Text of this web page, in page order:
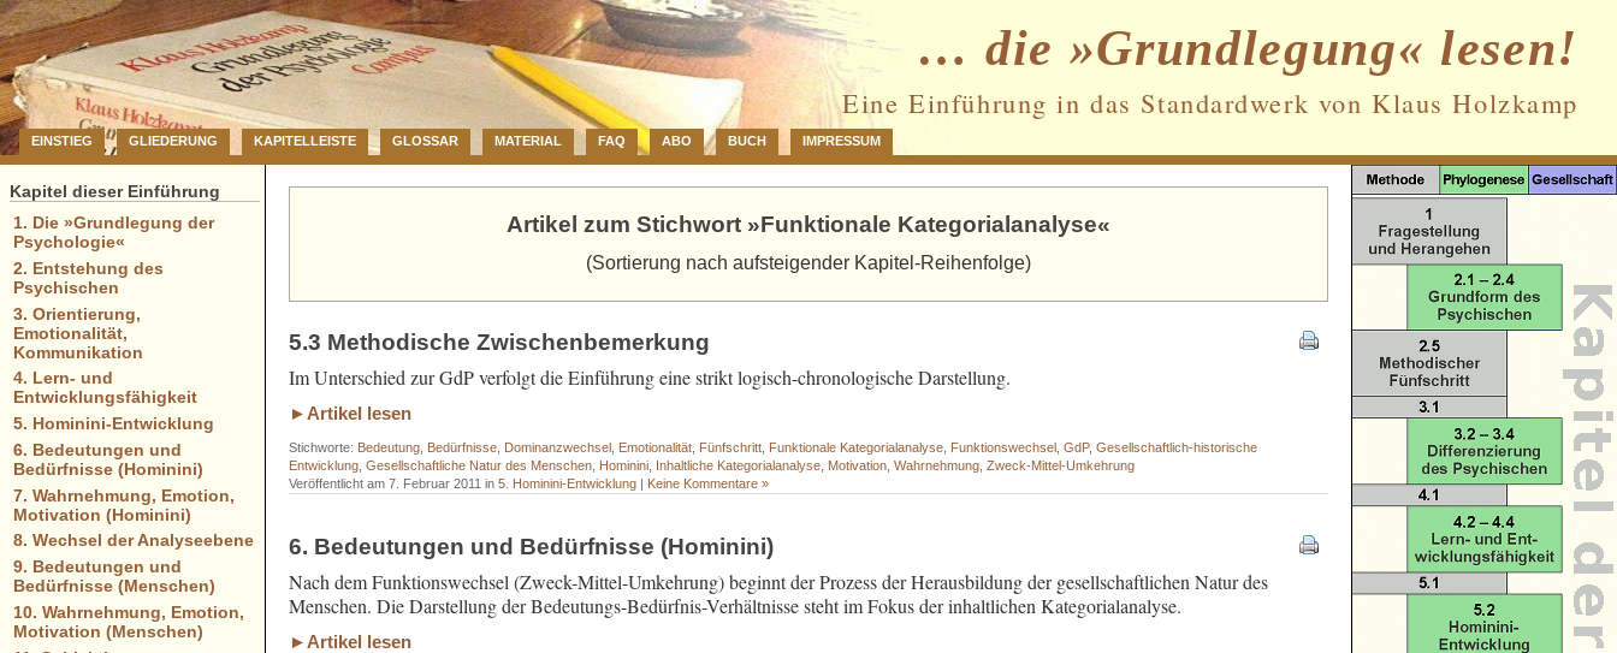
… die »Grundlegung« lesen!
Eine Einführung in das Standardwerk von Klaus Holzkamp
EINSTIEG GLIEDERUNG KAPITELLEISTE GLOSSAR MATERIAL FAQ ABO BUCH IMPRESSUM
Artikel zum Stichwort »Funktionale Kategorialanalyse«
(Sortierung nach aufsteigender Kapitel-Reihenfolge)
5.3 Methodische Zwischenbemerkung
Im Unterschied zur GdP verfolgt die Einführung eine strikt logisch-chronologische Darstellung.
►Artikel lesen
Stichworte: Bedeutung Bedürfnisse Dominanzwechsel Emotionalität Fünfschritt Funktionale Kategorialanalyse Funktionswechsel ,GdP,Gesellschaftlich-historische
Entwicklung ,Gesellschaftliche Natur des Menschen Hominini Inhaltliche Kategorialanalyse Motivation ,Wahrnehmung ,Zweck-Mittel-Umkehrung
Veröffentlicht am 7. Februar 2011 in5. Hominini-Entwicklung | Keine Kommentare »
6. Bedeutungen und Bedürfnisse (Hominini)
Nach dem Funktionswechsel (Zweck-Mittel-Umkehrung) beginnt der Prozess der Herausbildung der gesellschaftlichen Natur des
Menschen. Die Darstellung der Bedeutungs-Bedürfnis-Verhältnisse steht im Fokus der inhaltlichen Kategorialanalyse.
►Artikel lesen
Kapitel dieser Einführung
1. Die »Grundlegung der
Psychologie«
2. Entstehung des
Psychischen
3. Orientierung,
Emotionalität,
Kommunikation
4. Lern- und
Entwicklungsfähigkeit
5. Hominini-Entwicklung
6. Bedeutungen und
Bedürfnisse (Hominini)
7. Wahrnehmung, Emotion,
Motivation (Hominini)
8. Wechsel der Analyseebene
9. Bedeutungen und
Bedürfnisse (Menschen)
10. Wahrnehmung, Emotion,
Motivation (Menschen)
Datenschutz und Cookies: Diese Website
verwendet Cookies. Wenn du die Website
weiterhin nutzt, stimmst du der
Verwendung von Cookies zu.
Weitere Informationen, beispielsweise zur
Kontrolle von Cookies, findest du hier:
Cookie-Richtlinie